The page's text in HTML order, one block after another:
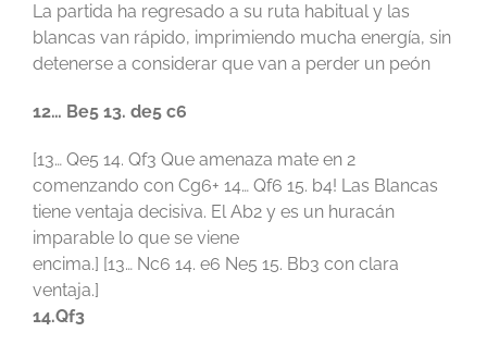
La partida ha regresado a su ruta habitual y las
blancas van rápido, imprimiendo mucha energía, sin
detenerse a considerar que van a perder un peón
12… Be5 13. de5 c6
[13… Qe5 14. Qf3 Que amenaza mate en 2
comenzando con Cg6+ 14… Qf6 15. b4! Las Blancas
tiene ventaja decisiva. El Ab2 y es un huracán
imparable lo que se viene
encima.] [13… Nc6 14. e6 Ne5 15. Bb3 con clara
ventaja.]
14.Qf3